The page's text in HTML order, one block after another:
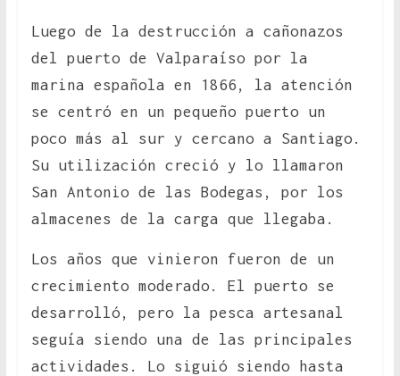
Luego de la destrucción a cañonazos
del puerto de Valparaíso por la
marina española en 1866, la atención
se centró en un pequeño puerto un
poco más al sur y cercano a Santiago.
Su utilización creció y lo llamaron
San Antonio de las Bodegas, por los
almacenes de la carga que llegaba.
Los años que vinieron fueron de un
crecimiento moderado. El puerto se
desarrolló, pero la pesca artesanal
seguía siendo una de las principales
actividades. Lo siguió siendo hasta